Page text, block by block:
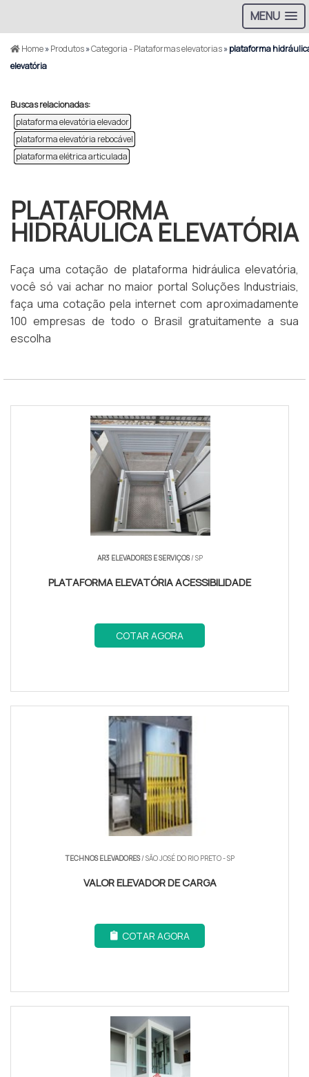
MENU
Home»Produtos»Categoria - Plataformas elevatorias»plataforma
elevatória
Buscas relacionadas:
plataforma elevatória elevador
plataforma elevatória rebocável
plataforma elétrica articulada
PLATAFORMA
HIDRÁULICA ELEVATÓRIA
Faça uma cotação de plataforma hidráulica elevatória,
você só vai achar no maior portal Soluções Industriais,
faça uma cotação pela internet com aproximadamente
100 empresas de todo o Brasil gratuitamente a sua
escolha
AR3 ELEVADORES E SERVIÇOS/ SP
PLATAFORMA ELEVATÓRIA ACESSIBILIDADE
COTAR AGORA
TECHNOS ELEVADORES/ SÃO JOSÉ DO RIO PRETO - SP
VALOR ELEVADOR DE CARGA
COTAR AGORA